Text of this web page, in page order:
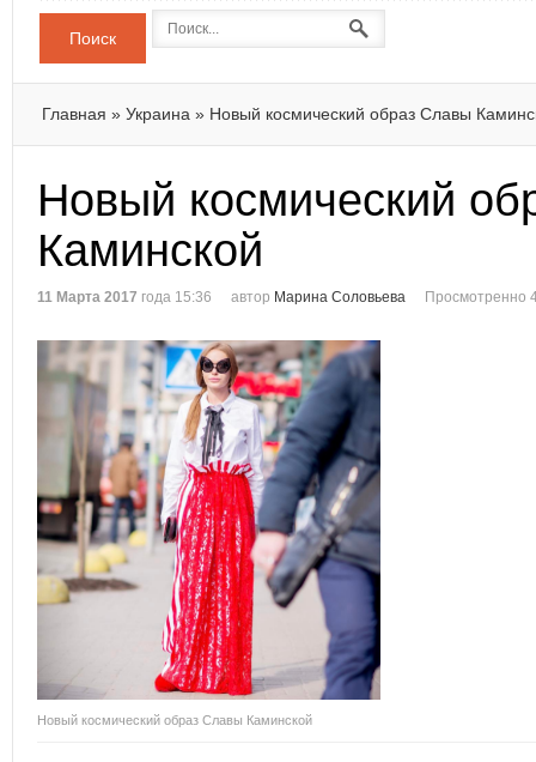
Поиск
Главная » Украина » Новый космический образ Славы
Новый космический
Каминской
11 Марта 2017 года 15:36 автор Марина Соловьева Просмотренно
Новый космический образ Славы Каминской